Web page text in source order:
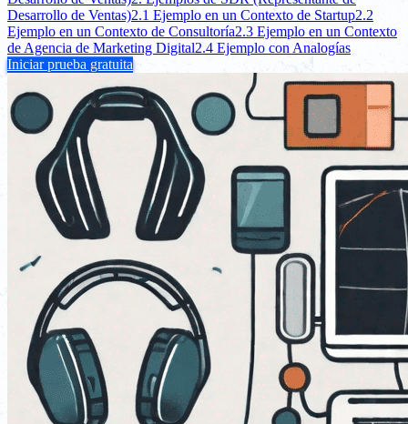
Desarrollo de Ventas)2.1 Ejemplo en un Contexto de Startup2.2
Ejemplo en un Contexto de Consultoría2.3 Ejemplo en un Contexto
de Agencia de Marketing Digital2.4 Ejemplo con Analogías
Iniciar prueba gratuita